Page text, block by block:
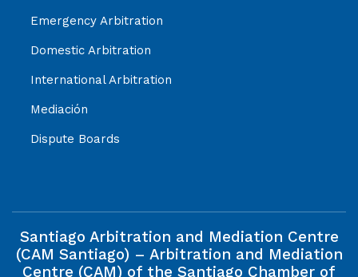
Emergency Arbitration
Domestic Arbitration
International Arbitration
Mediación
Dispute Boards
Santiago Arbitration and Mediation Centre
(CAM Santiago) – Arbitration and Mediation
Centre (CAM) of the Santiago Chamber of